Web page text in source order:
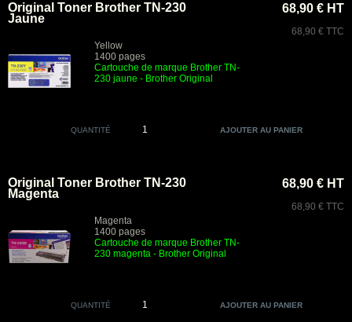
Original Toner Brother TN-230
Jaune
Yellow
1400 pages
Cartouche de marque Brother TN-
230 jaune - Brother Original
68,90 € HT
68,90 € TTC
QUANTITÉ
Original Toner Brother TN-230
Magenta
Magenta
1400 pages
Cartouche de marque Brother TN-
230 magenta - Brother Original
68,90 € HT
68,90 € TTC
QUANTITÉ